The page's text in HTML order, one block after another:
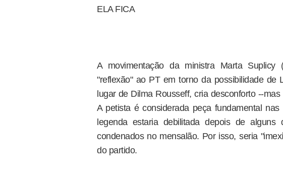
ELA FICA
A movimentação da ministra Marta Suplicy
"reflexão" ao PT em torno da possibilidade de
lugar de Dilma Rousseff, cria desconforto --
A petista é considerada peça fundamental
legenda estaria debilitada depois de
condenados no mensalão. Por isso, seria
do partido.